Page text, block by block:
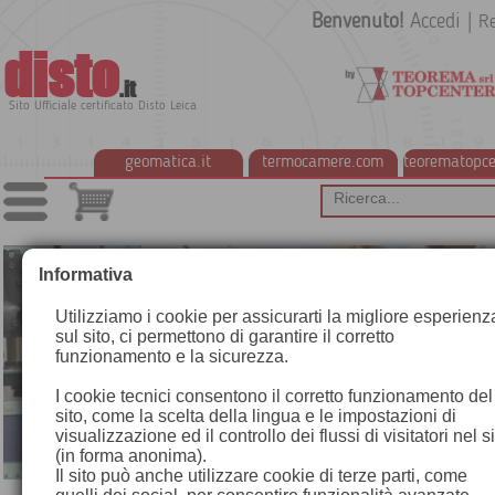
disto.it
Sito Ufficiale certificato Disto Leica
geomatica.it termocamere.com
Benvenuto! Accedi
Informativa
Utilizziamo i cookie per assicurarti la migliore
sul sito, ci permettono di garantire il corretto
funzionamento e la sicurezza.
I cookie tecnici consentono il corretto funzionamento del
sito, come la scelta della lingua e le impostazioni di
visualizzazione ed il controllo dei flussi di visitatori nel
(in forma anonima).
Il sito può anche utilizzare cookie di terze parti, come